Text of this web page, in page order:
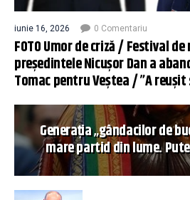
iunie 16, 2026 0 Comentariu
FOTO Umor de criză / Festival
președintele Nicușor Dan a
Tomac pentru Veștea / ”A
Generația „gândacilor de
mare partid din lume.